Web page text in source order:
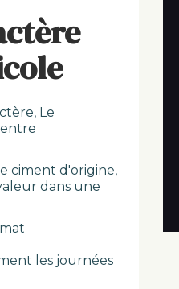
Le
ciment d'origine,
dans une
les journées